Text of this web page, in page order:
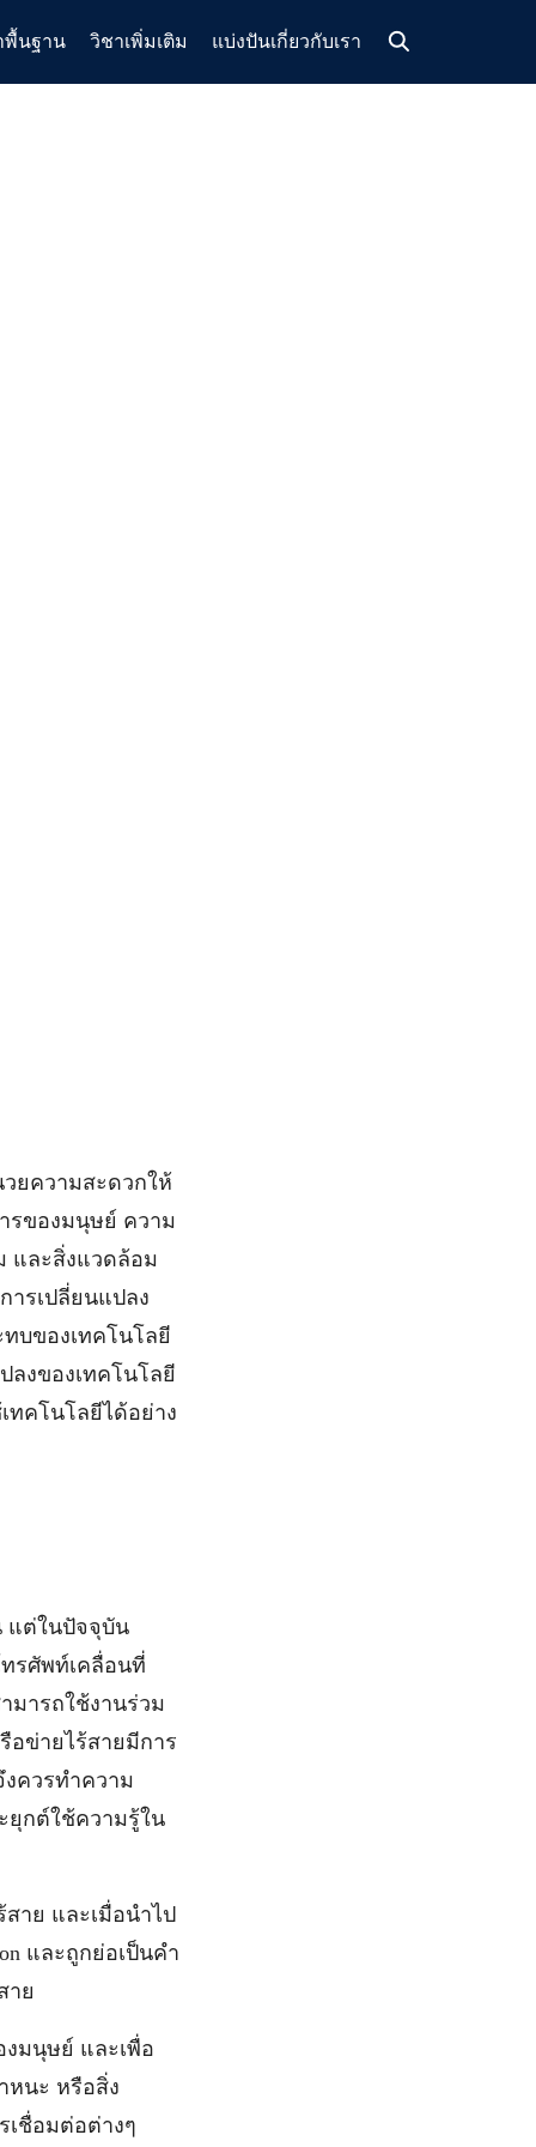
พื้นฐาน วิชาเพิ่มเติม แบ่งปันเกี่ยวกับเรา
ยความสะดวกให้
รของมนุษย์ ความ
และสิ่งแวดล้อม
ารเปลี่ยนแปลง
บของเทคโนโลยี
ลงของเทคโนโลยี
ทคโนโลยีได้อย่าง
แต่ในปัจจุบัน
รศัพท์เคลื่อนที่
มารถใช้งานร่วม
อข่ายไร้สายมีการ
ควรทำความ
ยุกต์ใช้ความรู้ใน
าย และเมื่อนำไป
และถูกย่อเป็นคำ
าย
งมนุษย์ และเพื่อ
หนะ หรือสิ่ง
เชื่อมต่อต่างๆ